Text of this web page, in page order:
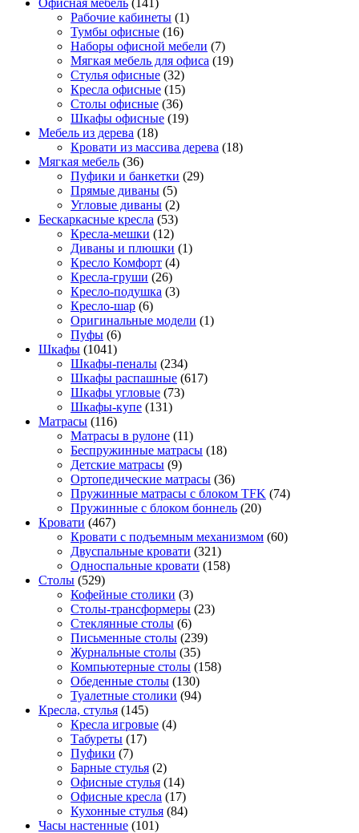
Офисная мебель (141)
Рабочие кабинеты (1)
Тумбы офисные (16)
Наборы офисной мебели (7)
Мягкая мебель для офиса (19)
Стулья офисные (32)
Кресла офисные (15)
Столы офисные (36)
Шкафы офисные (19)
Мебель из дерева (18)
Кровати из массива дерева (18)
Мягкая мебель (36)
Пуфики и банкетки (29)
Прямые диваны (5)
Угловые диваны (2)
Бескаркасные кресла (53)
Кресла-мешки (12)
Диваны и плюшки (1)
Кресло Комфорт (4)
Кресла-груши (26)
Кресло-подушка (3)
Кресло-шар (6)
Оригинальные модели (1)
Пуфы (6)
Шкафы (1041)
Шкафы-пеналы (234)
Шкафы распашные (617)
Шкафы угловые (73)
Шкафы-купе (131)
Матрасы (116)
Матрасы в рулоне (11)
Беспружинные матрасы (18)
Детские матрасы (9)
Ортопедические матрасы (36)
Пружинные матрасы с блоком TFK (74)
Пружинные с блоком боннель (20)
Кровати (467)
Кровати с подъемным механизмом (60)
Двуспальные кровати (321)
Односпальные кровати (158)
Столы (529)
Кофейные столики (3)
Столы-трансформеры (23)
Стеклянные столы (6)
Письменные столы (239)
Журнальные столы (35)
Компьютерные столы (158)
Обеденные столы (130)
Туалетные столики (94)
Кресла, стулья (145)
Кресла игровые (4)
Табуреты (17)
Пуфики (7)
Барные стулья (2)
Офисные стулья (14)
Офисные кресла (17)
Кухонные стулья (84)
Часы настенные (101)